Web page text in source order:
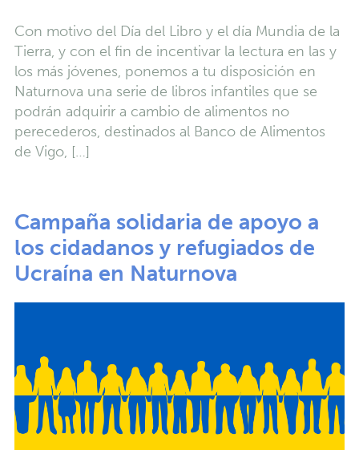
Con motivo del Día del Libro y el día Mundia de la
Tierra, y con el fin de incentivar la lectura en las y
los más jóvenes, ponemos a tu disposición en
Naturnova una serie de libros infantiles que se
podrán adquirir a cambio de alimentos no
perecederos, destinados al Banco de Alimentos
de Vigo, […]
Campaña solidaria de apoyo a
los cidadanos y refugiados de
Ucraína en Naturnova